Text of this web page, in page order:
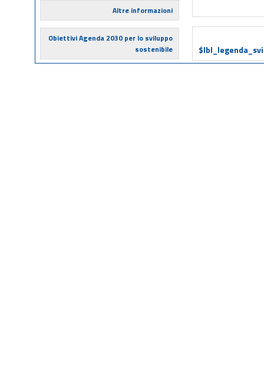
Altre informazioni
Obiettivi Agenda 2030 per lo sviluppo
sostenibile